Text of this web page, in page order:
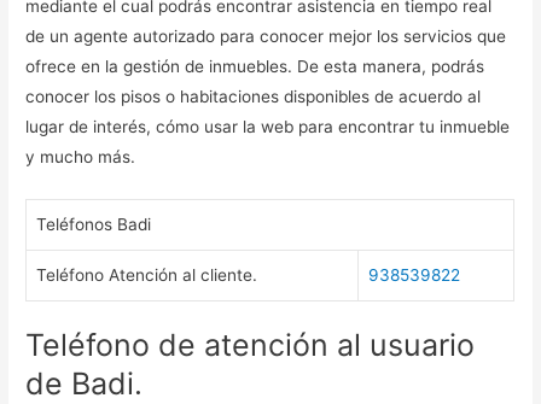
mediante el cual podrás encontrar asistencia en tiempo real
de un agente autorizado para conocer mejor los servicios que
ofrece en la gestión de inmuebles. De esta manera, podrás
conocer los pisos o habitaciones disponibles de acuerdo al
lugar de interés, cómo usar la web para encontrar tu inmueble
y mucho más.
Teléfonos Badi
Teléfono Atención al cliente. 938539822
Teléfono de atención al usuario
de Badi.